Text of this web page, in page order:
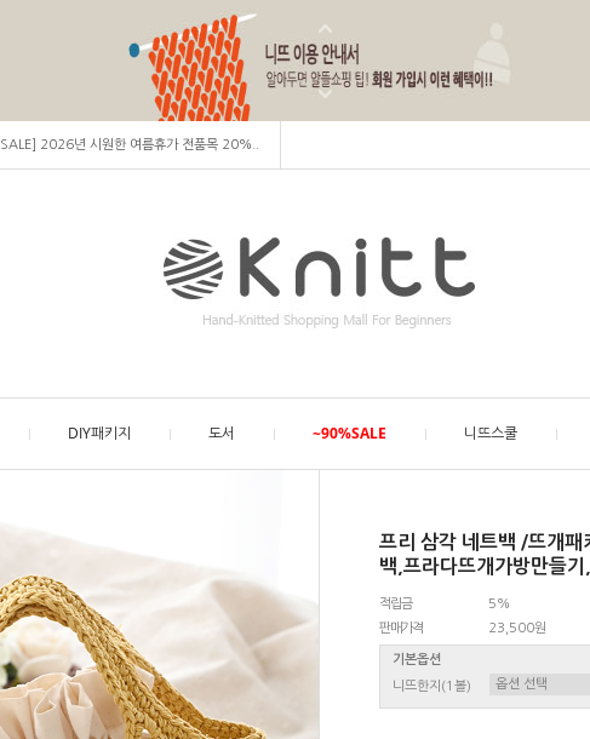
[SALE] 2026년 시원한 여름휴가 전품목 20%..
DIY패키지 도서 ~90%SALE 니뜨스쿨
프리 삼각 네트백 /뜨개
백,프라다뜨개가방만들
적립금
5%
판매가격
23,500원
기본옵션
니뜨한지(1볼)